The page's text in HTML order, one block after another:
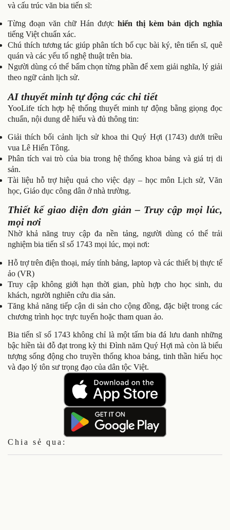
và cấu trúc văn bia tiến sĩ:
Từng đoạn văn chữ Hán được hiển thị kèm bản dịch nghĩa
tiếng Việt chuẩn xác.
Chú thích tương tác giúp phân tích bố cục bài ký, tên tiến sĩ, quê
quán và các yếu tố nghệ thuật trên bia.
Người dùng có thể bấm chọn từng phần để xem giải nghĩa, lý giải
theo ngữ cảnh lịch sử.
AI thuyết minh tự động các chi tiết
YooLife tích hợp hệ thống thuyết minh tự động bằng giọng đọc
chuẩn, nội dung dễ hiểu và đủ thông tin:
Giải thích bối cảnh lịch sử khoa thi Quý Hợi (1743) dưới triều
vua Lê Hiển Tông.
Phân tích vai trò của bia trong hệ thống khoa bảng và giá trị di
sản.
Tài liệu hỗ trợ hiệu quả cho việc dạy – học môn Lịch sử, Văn
học, Giáo dục công dân ở nhà trường.
Thiết kế giao diện đơn giản – Truy cập mọi lúc,
mọi nơi
Nhờ khả năng truy cập đa nền tảng, người dùng có thể trải
nghiệm bia tiến sĩ số 1743 mọi lúc, mọi nơi:
Hỗ trợ trên điện thoại, máy tính bảng, laptop và các thiết bị thực tế
ảo (VR)
Truy cập không giới hạn thời gian, phù hợp cho học sinh, du
khách, người nghiên cứu dia sản.
Tăng khả năng tiếp cận di sản cho cộng đồng, đặc biệt trong các
chương trình học trực tuyến hoặc tham quan ảo.
Bia tiến sĩ số 1743 không chỉ là một tấm bia đá lưu danh những
bậc hiền tài đỗ đạt trong kỳ thi Đình năm Quý Hợi mà còn là biểu
tượng sống động cho truyền thống khoa bảng, tinh thần hiếu học
và đạo lý tôn sư trọng đạo của dân tộc Việt.
Chia sẻ qua: